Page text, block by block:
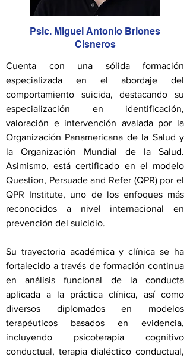
Psic. Miguel Antonio Briones
Cisneros
Cuenta con una sólida formación
especializada en el abordaje del
comportamiento suicida, destacando su
especialización en identificación,
valoración e intervención avalada por la
Organización Panamericana de la Salud y
la Organización Mundial de la Salud.
Asimismo, está certificado en el modelo
Question, Persuade and Refer (QPR) por el
QPR Institute, uno de los enfoques más
reconocidos a nivel internacional en
prevención del suicidio.
Su trayectoria académica y clínica se ha
fortalecido a través de formación continua
en análisis funcional de la conducta
aplicada a la práctica clínica, así como
diversos diplomados en modelos
terapéuticos basados en evidencia,
incluyendo psicoterapia cognitivo
conductual, terapia dialéctico conductual,